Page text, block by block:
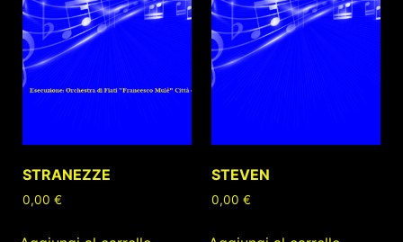
STRANEZZE
0,00€
STEVEN
0,00€